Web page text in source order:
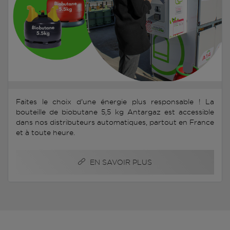
Faites le choix d'une énergie plus responsable ! La
bouteille de biobutane 5,5 kg Antargaz est accessible
dans nos distributeurs automatiques, partout en France
et à toute heure.
EN SAVOIR PLUS